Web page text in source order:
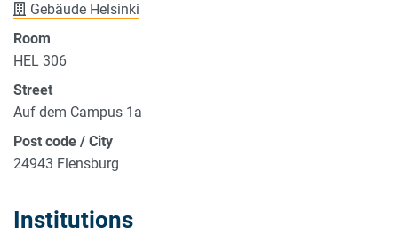
Gebäude Helsinki
Room
HEL 306
Street
Auf dem Campus 1a
Post code / City
24943 Flensburg
Institutions